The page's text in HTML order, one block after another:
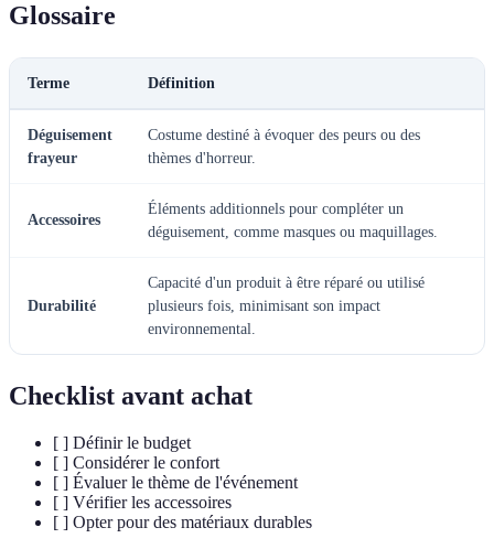
Glossaire
Terme Définition
Déguisement
frayeur
Costume destiné à évoquer des peurs ou des
thèmes d'horreur.
Accessoires
Éléments additionnels pour compléter un
déguisement, comme masques ou maquillages.
Durabilité
Capacité d'un produit à être réparé ou utilisé
plusieurs fois, minimisant son impact
environnemental.
Checklist avant achat
[ ] Définir le budget
[ ] Considérer le confort
[ ] Évaluer le thème de l'événement
[ ] Vérifier les accessoires
[ ] Opter pour des matériaux durables